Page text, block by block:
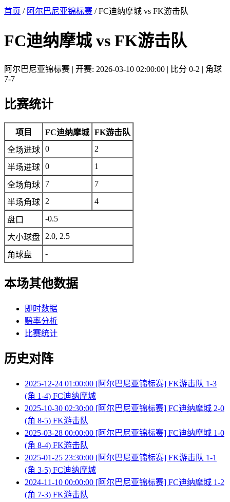
首页 / 阿尔巴尼亚锦标赛 / FC迪纳摩城 vs FK游击队
FC迪纳摩城 vs FK游击队
阿尔巴尼亚锦标赛 | 开赛: 2026-03-10 02:00:00 | 比分 0-2 | 角球
7-7
比赛统计
项目 FC迪纳摩城 FK游击队
全场进球 0 2
半场进球 0 1
全场角球 7 7
半场角球 2 4
盘口 -0.5
大小球盘 2.0, 2.5
角球盘 -
本场其他数据
即时数据
赔率分析
比赛统计
历史对阵
2025-12-24 01:00:00 [阿尔巴尼亚锦标赛] FK游击队 1-3
(角 1-4) FC迪纳摩城
2025-10-30 02:30:00 [阿尔巴尼亚锦标赛] FC迪纳摩城 2-0
(角 8-5) FK游击队
2025-03-28 00:00:00 [阿尔巴尼亚锦标赛] FC迪纳摩城 1-0
(角 8-4) FK游击队
2025-01-25 23:30:00 [阿尔巴尼亚锦标赛] FK游击队 1-1
(角 3-5) FC迪纳摩城
2024-11-10 00:00:00 [阿尔巴尼亚锦标赛] FC迪纳摩城 1-2
(角 7-3) FK游击队